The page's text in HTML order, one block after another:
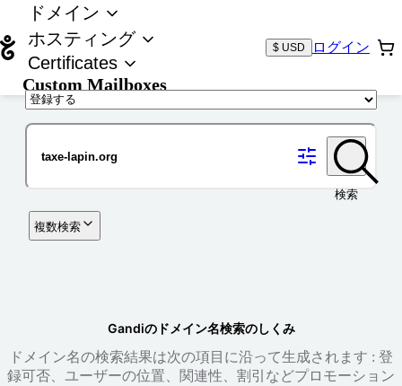
ドメイン
ホスティング
Certificates
Custom Mailboxes
$ USD ログイン
検索
複数検索
Gandiのドメイン名検索のしくみ
ドメイン名の検索結果は次の項目に沿って生成されます : 登
録可否、ユーザーの位置、関連性、割引などプロモーション